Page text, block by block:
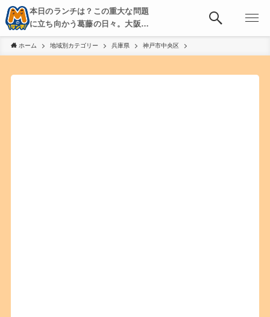
本日のランチは？この重大な問題
に立ち向かう葛藤の日々。大阪・
京都・神戸を中心とした食べ歩
き、飲み歩きを綴る。
ホーム 地域別カテゴリー 兵庫県 神戸市中央区